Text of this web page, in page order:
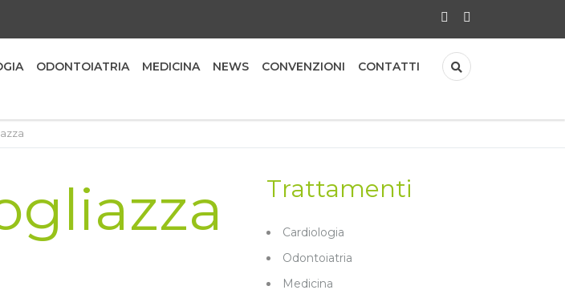
ODONTOIATRIA MEDICINA NEWS CONVENZIONI CONTATTI
Trattamenti
Cardiologia
Odontoiatria
Medicina